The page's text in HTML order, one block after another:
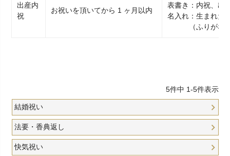
出産内
祝
お祝いを頂いてから 1 ヶ月以内
表書き：内祝、出
名入れ：生まれた
（ふりがな入
5件中 1-5件表示
結婚祝い
法要・香典返し
快気祝い